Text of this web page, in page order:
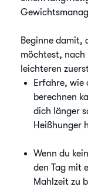
Beginne damit,
möchtest,
leichteren
Erfahre, wie
berechnen
dich länger
Heißhunger
Wenn du
den Tag mit
Mahlzeit zu